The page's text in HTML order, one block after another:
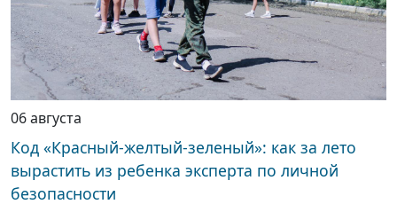
06 августа
Код «Красный-желтый-зеленый»: как за лето
вырастить из ребенка эксперта по личной
безопасности